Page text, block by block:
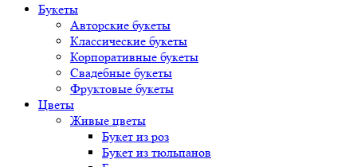
Букеты
Авторские букеты
Классические букеты
Корпоративные букеты
Свадебные букеты
Фруктовые букеты
Цветы
Живые цветы
Букет из роз
Букет из тюльпанов